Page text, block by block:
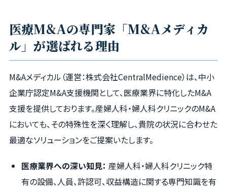
医療M&Aの専門家「M&Aメディカ
ル」が選ばれる理由
M&Aメディカル（運営：株式会社CentralMedience）は、中小
企業庁認定M&A支援機関として、医療業界に特化したM&A
支援を提供しております。産婦人科・婦人科クリニックのM&A
においても、その特殊性を深く理解し、貴院の状況に合わせた
最適なソリューションをご提案いたします。
医療業界への深い知見： 産婦人科・婦人科クリニック特
有の設備、人員、許認可、収益構造に関する専門知識を有